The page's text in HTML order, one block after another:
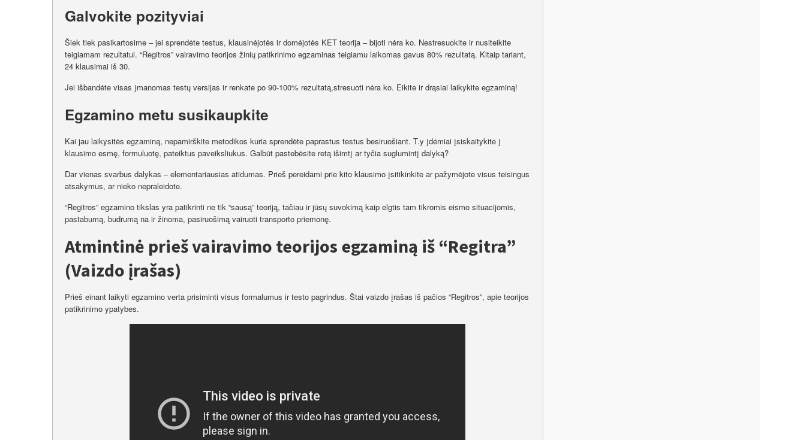
Galvokite pozityviai
Šiek tiek pasikartosime – jei sprendėte testus, klausinėjotės ir domėjotės KET teorija – bijoti nėra ko. Nestresuokite ir nusiteikite
teigiamam rezultatui. “Regitros” vairavimo teorijos žinių patikrinimo egzaminas teigiamu laikomas gavus 80% rezultatą. Kitaip tariant,
24 klausimai iš 30.
Jei išbandėte visas įmanomas testų versijas ir renkate po 90-100% rezultatą,stresuoti nėra ko. Eikite ir drąsiai laikykite egzaminą!
Egzamino metu susikaupkite
Kai jau laikysitės egzaminą, nepamirškite metodikos kuria sprendėte paprastus testus besiruošiant. T.y įdėmiai įsiskaitykite į
klausimo esmę, formuluotę, pateiktus paveiksliukus. Galbūt pastebėsite retą išimtį ar tyčia suglumintį dalyką?
Dar vienas svarbus dalykas – elementariausias atidumas. Prieš pereidami prie kito klausimo įsitikinkite ar pažymėjote visus teisingus
atsakymus, ar nieko nepraleidote.
“Regitros” egzamino tikslas yra patikrinti ne tik “sausą” teoriją, tačiau ir jūsų suvokimą kaip elgtis tam tikromis eismo situacijomis,
pastabumą, budrumą na ir žinoma, pasiruošimą vairuoti transporto priemonę.
Atmintinė prieš vairavimo teorijos egzaminą iš “Regitra”
(Vaizdo įrašas)
Prieš einant laikyti egzamino verta prisiminti visus formalumus ir testo pagrindus. Štai vaizdo įrašas iš pačios “Regitros”, apie teorijos
patikrinimo ypatybes.